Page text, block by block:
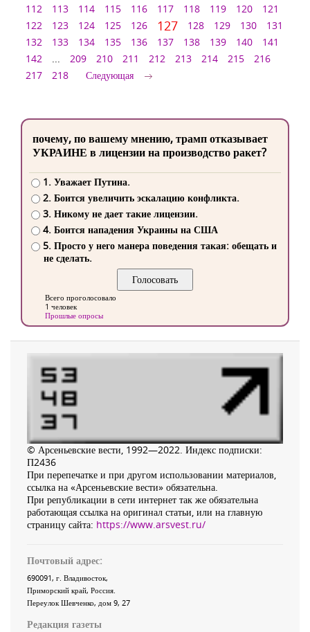
112
113 114 115 116 117 118 119 120
121
122
123 124 125 126 127 128 129 130
131
132
133 134 135 136 137 138 139 140
141
142
... 209 210 211 212 213 214 215
216
217
218 Следующая
почему, по вашему мнению, трамп отказывает
УКРАИНЕ в лицензии на производство ракет?
1. Уважает Путина.
2. Боится увеличить эскалацию конфликта.
3. Никому не дает такие лицензии.
4. Боится нападения Украины на США
5. Просто у него манера поведения такая: обещать и
не сделать.
Всего проголосовало
1 человек
Прошлые опросы
© Арсеньевские вести, 1992—2022. Индекс подписки:
П2436
При перепечатке и при другом использовании материалов,
ссылка на «Арсеньевские вести» обязательна.
При републикации в сети интернет так же обязательна
работающая ссылка на оригинал статьи, или на главную
страницу сайта: https://www.arsvest.ru/
Почтовый адрес:
690091, г. Владивосток,
Приморский край, Россия
Переулок Шевченко, дом 9, 27
Редакция газеты